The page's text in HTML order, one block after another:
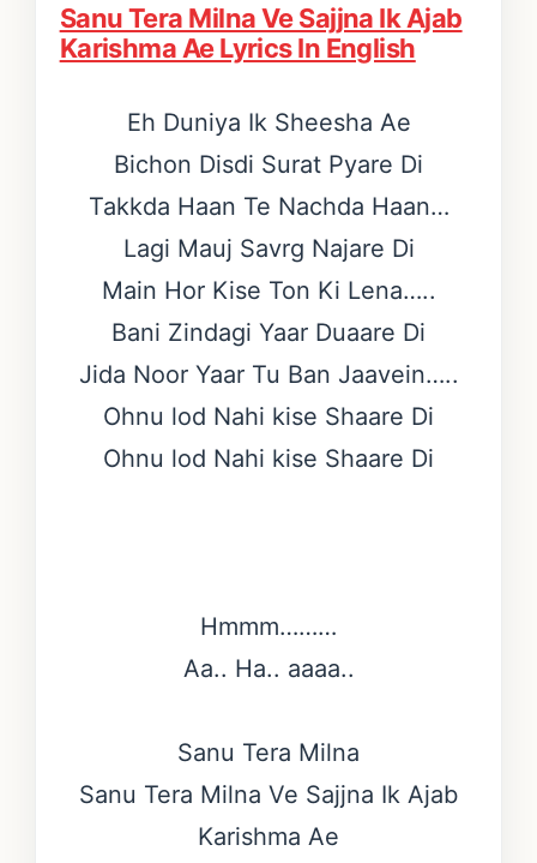
Sanu Tera Milna Ve Sajjna Ik Ajab
Karishma Ae Lyrics In English
Eh Duniya Ik Sheesha Ae
Bichon Disdi Surat Pyare Di
Takkda Haan Te Nachda Haan…
Lagi Mauj Savrg Najare Di
Main Hor Kise Ton Ki Lena…..
Bani Zindagi Yaar Duaare Di
Jida Noor Yaar Tu Ban Jaavein…..
Ohnu lod Nahi kise Shaare Di
Ohnu lod Nahi kise Shaare Di
Hmmm………
Aa.. Ha.. aaaa..
Sanu Tera Milna
Sanu Tera Milna Ve Sajjna Ik Ajab
Karishma Ae